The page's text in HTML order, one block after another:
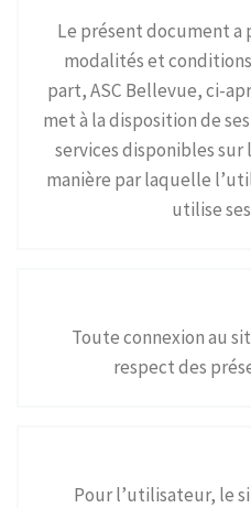
Le présent document
modalités et
part, ASC Bellevue, ci-
met à la disposition de
services disponibles
manière par laquelle
utilise
Toute connexion au
respect des
Pour l’utilisateur, le